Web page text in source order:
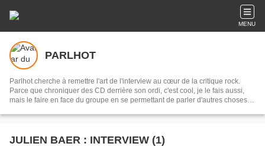
MENU
PARLHOT
Parlhot cherche à remettre l'art de l'interview au cœur de la critique rock.
Parce que chroniquer des CD derrière son ordi, c'est cool, je le fais aussi,
mais le faire en face du groupe en se permettant de parler d'autres choses,
JULIEN BAER : INTERVIEW (1)